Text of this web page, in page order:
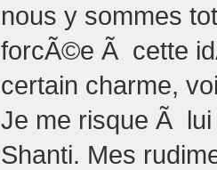
nous y sommes
forcÃ©e Ã cette
certain charme,
Je me risque Ã
Shanti. Mes